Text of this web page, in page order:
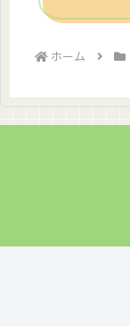
ホーム